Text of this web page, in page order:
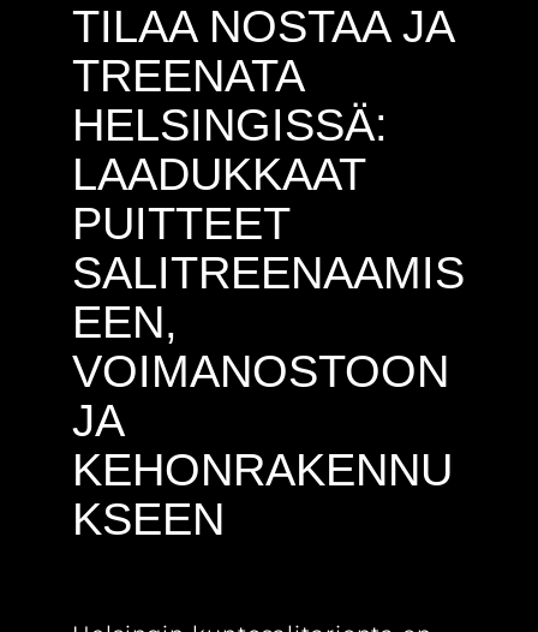
TILAA NOSTAA JA
TREENATA
HELSINGISSÄ:
LAADUKKAAT
PUITTEET
SALITREENAAMIS
EEN,
VOIMANOSTOON
JA
KEHONRAKENNU
KSEEN